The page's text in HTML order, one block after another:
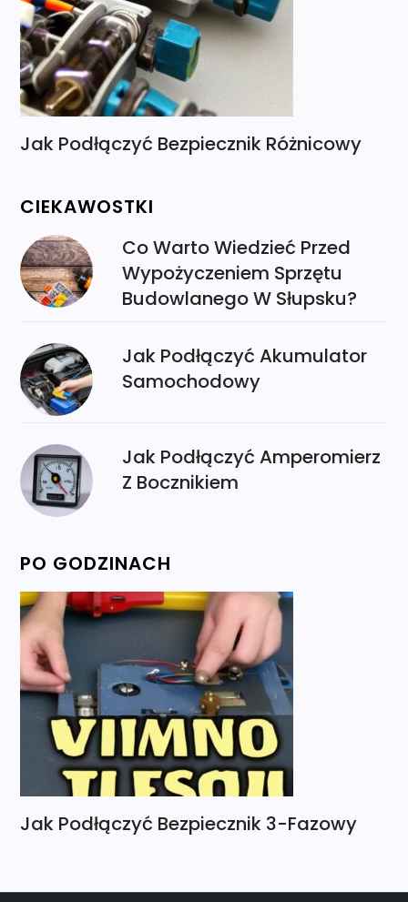
Jak Podłączyć Bezpiecznik Różnicowy
CIEKAWOSTKI
Co Warto Wiedzieć Przed
Wypożyczeniem Sprzętu
Budowlanego W Słupsku?
Jak Podłączyć Akumulator
Samochodowy
Jak Podłączyć Amperomierz
Z Bocznikiem
PO GODZINACH
Jak Podłączyć Bezpiecznik 3-Fazowy